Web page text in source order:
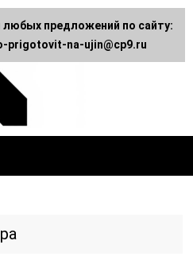
любых предложений по сайту:
prigotovit-na-ujin@cp9.ru